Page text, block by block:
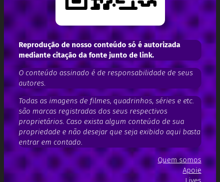
Reprodução de nosso conteúdo só é autorizada
mediante citação da fonte junto de link.
O conteúdo assinado é de responsabilidade de seus
autores.
Todas as imagens de filmes, quadrinhos, séries e etc.
são marcas registradas dos seus respectivos
proprietários. Caso exista algum conteúdo de sua
propriedade e não desejar que seja exibido aqui basta
entrar em contado.
Quem somos
Apoie